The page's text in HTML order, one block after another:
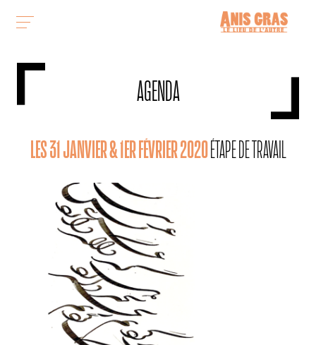
AGENDA
LES 31 JANVIER & 1ER FÉVRIER 2020ÉTAPE DE TRAVAIL